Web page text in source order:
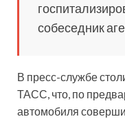
собеседник
В пресс-службе
ТАСС, что, по
автомобиля